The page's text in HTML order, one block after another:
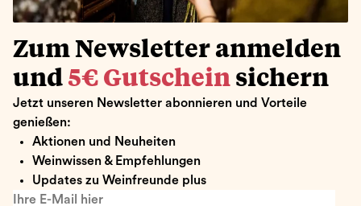
Zum Newsletter anmelden
und 5€ Gutschein sichern
Jetzt unseren Newsletter abonnieren und Vorteile
genießen:
Aktionen und Neuheiten
Weinwissen & Empfehlungen
Updates zu Weinfreunde plus
Ihre E-Mail hier